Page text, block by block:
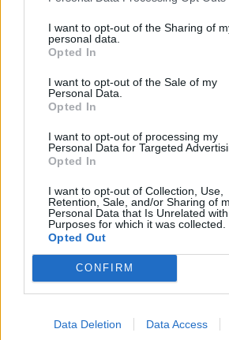
I want to opt-out of the Sharing of
personal data.
Opted In
I want to opt-out of the Sale of my
Personal Data.
Opted In
I want to opt-out of processing my
Personal Data for Targeted
Opted In
I want to opt-out of Collection, Use,
Retention, Sale, and/or Sharing of
Personal Data that Is Unrelated
Purposes for which it was collected.
Opted Out
CONFIRM
Data Deletion Data Access
επιπλωμένο διαμέρισμα στη
22/07/2026 18:09